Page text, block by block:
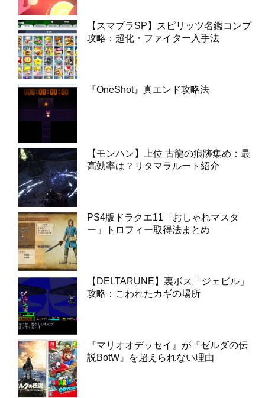
【スマブラSP】スピリッツ名鑑コンプ
攻略：超化・ファイター入手法
『OneShot』真エンド攻略法
【モンハン】上位 古龍の痕跡集め：最
高効率は？リタマラルート紹介
PS4版ドラクエ11「おしゃれマスタ
ー」トロフィー取得法まとめ
【DELTARUNE】裏ボス「ジェビル」
攻略：こわれたカギの場所
『マリオオデッセイ』が『ゼルダの伝
説BotW』を超えられない理由